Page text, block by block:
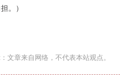
。）
文章来自网络，不代表本站观点。